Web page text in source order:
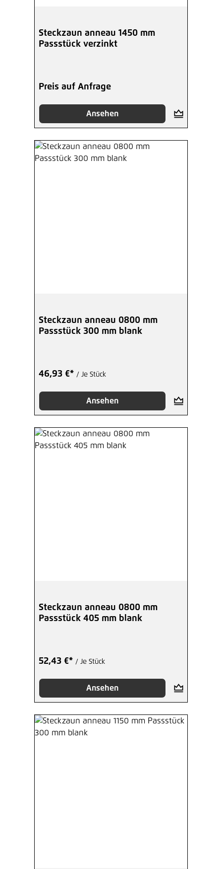
Steckzaun anneau 1450 mm
Passstück verzinkt
Preis auf Anfrage
Ansehen
Steckzaun anneau 0800 mm
Passstück 300 mm blank
46,93 €* / Je Stück
Ansehen
Steckzaun anneau 0800 mm
Passstück 405 mm blank
52,43 €* / Je Stück
Ansehen